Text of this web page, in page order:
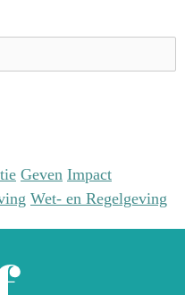
Geven Impact
Wet- en Regelgeving